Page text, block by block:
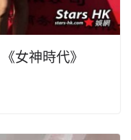
女神時代》